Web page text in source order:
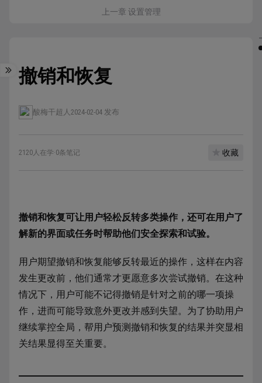
上一章 设置管理
撤销和恢复
酸梅干超人 2024-02-04 发布
2120人在学·0条笔记 收藏
撤销和恢复可让用户轻松反转多类操作，还可在用户了
解新的界面或任务时帮助他们安全探索和试验。
用户期望撤销和恢复能够反转最近的操作，这样在内容
发生更改前，他们通常才更愿意多次尝试撤销。在这种
情况下，用户可能不记得撤销是针对之前的哪一项操
作，进而可能导致意外更改并感到失望。为了协助用户
继续掌控全局，帮用户预测撤销和恢复的结果并突显相
关结果显得至关重要。